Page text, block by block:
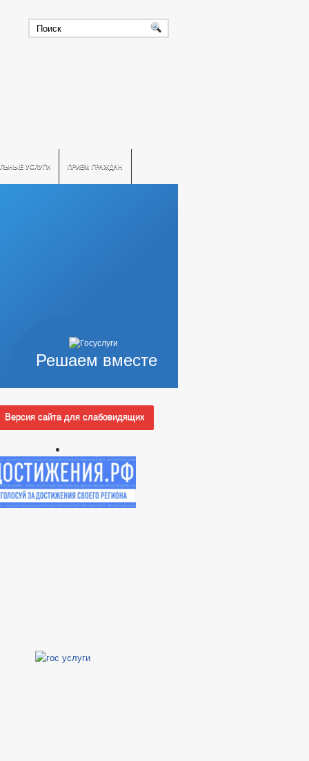
УСЛУГИ ПРИЕМ ГРАЖДАН
Решаем вместе
Версия сайта для слабовидящих